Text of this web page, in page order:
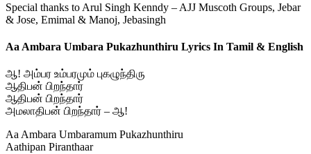
Special thanks to Arul Singh Kenndy – AJJ Muscoth Groups, Jebar
& Jose, Emimal & Manoj, Jebasingh
Aa Ambara Umbara Pukazhunthiru Lyrics In Tamil & English
ஆ! அம்பர உம்பரமும் புகழுந்திரு
ஆதிபன் பிறந்தார்
ஆதிபன் பிறந்தார்
அமலாதிபன் பிறந்தார் – ஆ!
Aa Ambara Umbaramum Pukazhunthiru
Aathipan Piranthaar